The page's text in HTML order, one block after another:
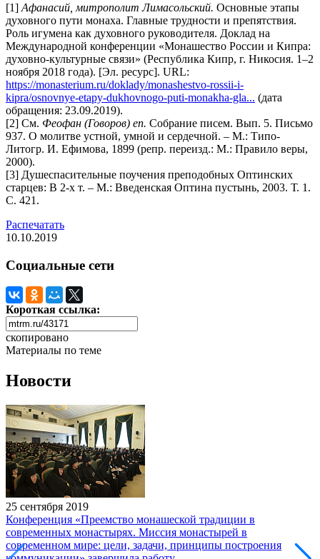
[1] Афанасий, митрополит Лимасольский. Основные этапы
духовного пути монаха. Главные трудности и препятствия.
Роль игумена как духовного руководителя. Доклад на
Международной конференции «Монашество России и Кипра:
духовно-культурные связи» (Республика Кипр, г. Никосия. 1–2
ноября 2018 года). [Эл. ресурс]. URL:
https://monasterium.ru/doklady/monashestvo-rossii-i-
kipra/osnovnye-etapy-dukhovnogo-puti-monakha-gla... (дата
обращения: 23.09.2019).
[2] См. Феофан (Говоров) еп. Собрание писем. Вып. 5. Письмо
937. О молитве устной, умной и сердечной. – М.: Типо-
Литогр. И. Ефимова, 1899 (репр. переизд.: М.: Правило веры,
2000).
[3] Душеспасительные поучения преподобных Оптинских
старцев: В 2-х т. – М.: Введенская Оптина пустынь, 2003. Т. 1.
С. 421.
Распечатать
10.10.2019
Социальные сети
Короткая ссылка:
скопировано
Материалы по теме
Новости
25 сентября 2019
Конференция «Преемство монашеской традиции в
современных монастырях. Миссия монастырей в
современном мире: цели, задачи, принципы построения